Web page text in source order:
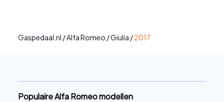
Gaspedaal.nl /Alfa Romeo /Giulia /2017
Populaire Alfa Romeo modellen